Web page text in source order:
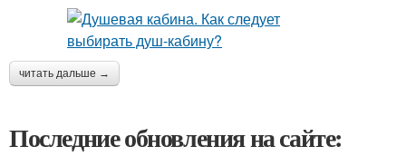
читать дальше →
Последние обновления на сайте: